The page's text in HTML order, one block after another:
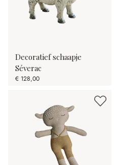
Decoratief schaapje
Séverac
€ 128,00